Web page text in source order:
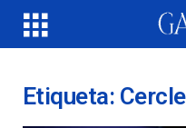
Etiqueta: